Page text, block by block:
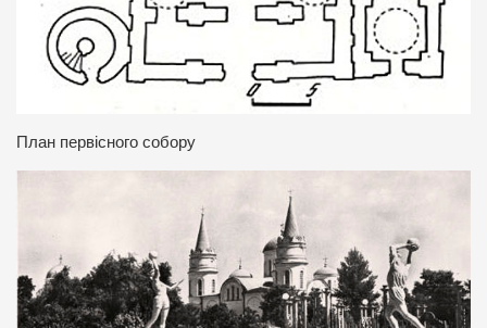
План первісного собору